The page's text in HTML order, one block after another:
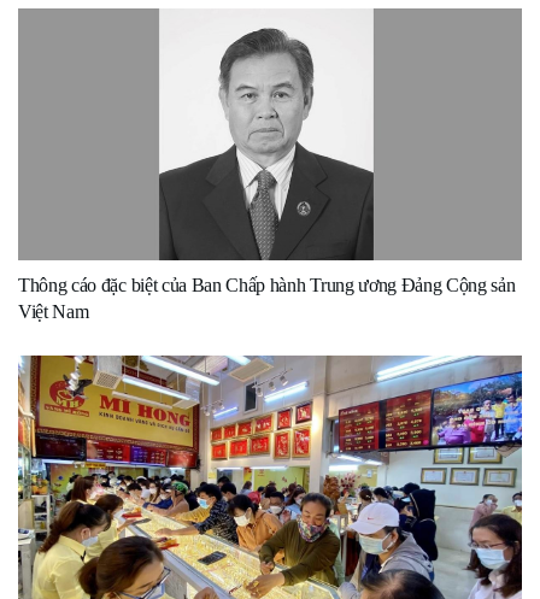
Thông cáo đặc biệt của Ban Chấp hành Trung ương Đảng Cộng sản
Việt Nam